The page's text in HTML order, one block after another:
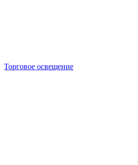
Торговое освещение